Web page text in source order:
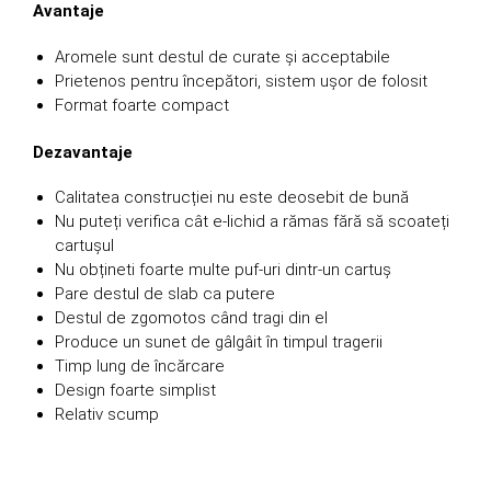
Avantaje
Aromele sunt destul de curate și acceptabile
Prietenos pentru începători, sistem ușor de folosit
Format foarte compact
Dezavantaje
Calitatea construcției nu este deosebit de bună
Nu puteți verifica cât e-lichid a rămas fără să scoateți
cartușul
Nu obțineti foarte multe puf-uri dintr-un cartuș
Pare destul de slab ca putere
Destul de zgomotos când tragi din el
Produce un sunet de gâlgâit în timpul tragerii
Timp lung de încărcare
Design foarte simplist
Relativ scump